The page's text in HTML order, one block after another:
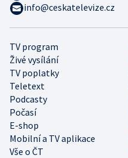
TV program
Živé vysílání
TV poplatky
Teletext
Podcasty
Počasí
E-shop
Mobilní a TV aplikace
Vše o ČT
info@ceskatelevize.cz